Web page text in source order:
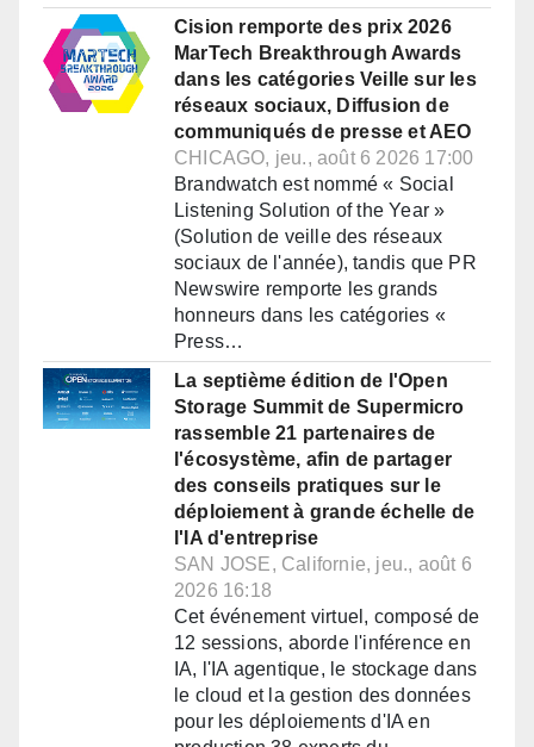
Cision remporte des prix 2026
MarTech Breakthrough Awards
dans les catégories Veille sur les
réseaux sociaux, Diffusion de
communiqués de presse et AEO
CHICAGO, jeu., août 6 2026 17:00
Brandwatch est nommé « Social
Listening Solution of the Year »
(Solution de veille des réseaux
sociaux de l'année), tandis que PR
Newswire remporte les grands
honneurs dans les catégories «
Press…
La septième édition de l'Open
Storage Summit de Supermicro
rassemble 21 partenaires de
l'écosystème, afin de partager
des conseils pratiques sur le
déploiement à grande échelle de
l'IA d'entreprise
SAN JOSE, Californie, jeu., août 6
2026 16:18
Cet événement virtuel, composé de
12 sessions, aborde l'inférence en
IA, l'IA agentique, le stockage dans
le cloud et la gestion des données
pour les déploiements d'IA en